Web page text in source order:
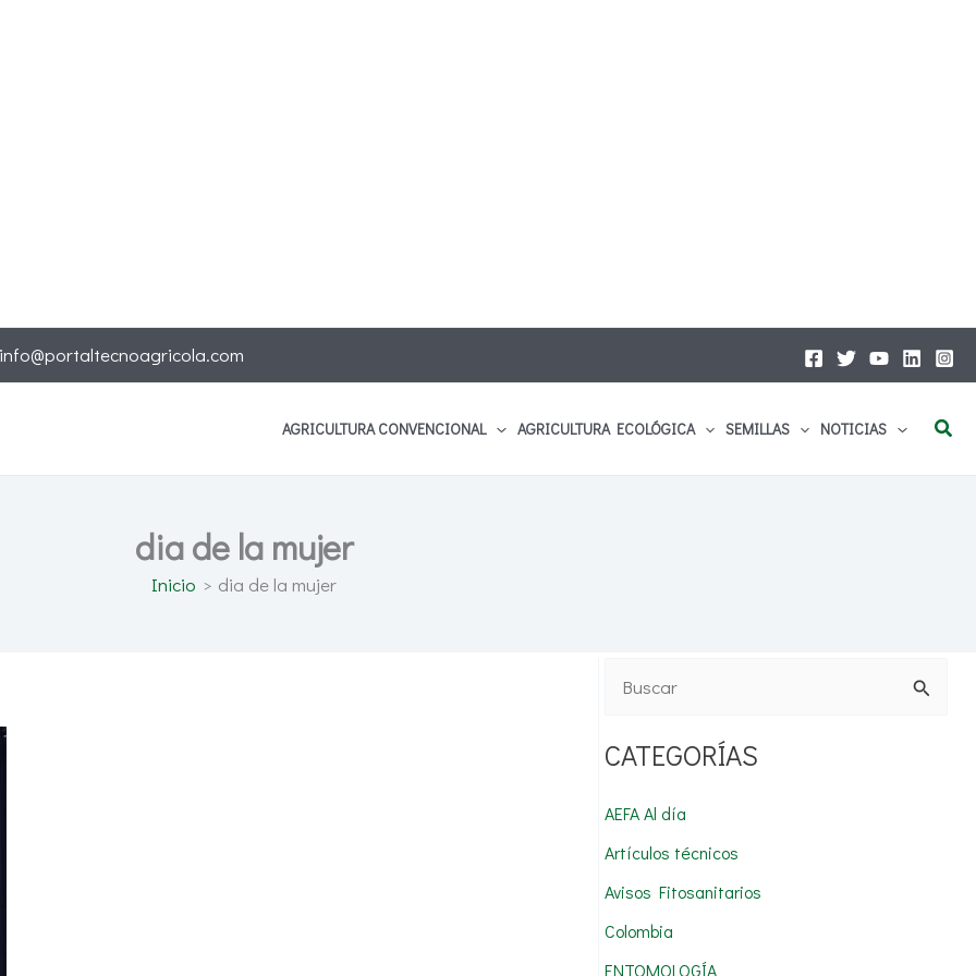
info@portaltecnoagricola.com
AGRICULTURA CONVENCIONAL AGRICULTURA ECOLÓGICA SEMILLAS NOTICIAS
dia de la mujer
Inicio dia de la mujer
s
r
p
o
r
CATEGORÍAS
AEFA Al día
Artículos técnicos
Avisos Fitosanitarios
Colombia
ENTOMOLOGÍA